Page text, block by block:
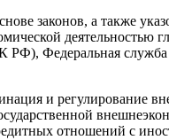
законов, а также
Федеральная
и регулирование
отношений с